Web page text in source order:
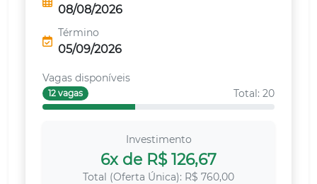
08/08/2026
Término
05/09/2026
Vagas disponíveis
12 vagas Total: 20
Investimento
6x de R$ 126,67
Total (Oferta Única): R$ 760,00